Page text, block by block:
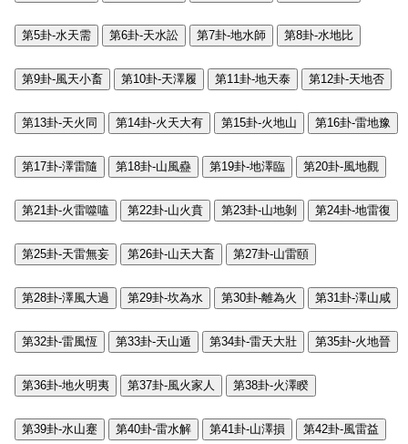
第5卦-水天需 第6卦-天水訟 第7卦-地水師 第8卦-水地比
第9卦-風天小畜 第10卦-天澤履 第11卦-地天泰 第12卦-天地否
第13卦-天火同 第14卦-火天大有 第15卦-火地山 第16卦-雷地豫
第17卦-澤雷隨 第18卦-山風蠱 第19卦-地澤臨 第20卦-風地觀
第21卦-火雷噬嗑 第22卦-山火賁 第23卦-山地剝 第24卦-地雷復
第25卦-天雷無妄 第26卦-山天大畜 第27卦-山雷頤
第28卦-澤風大過 第29卦-坎為水 第30卦-離為火 第31卦-澤山咸
第32卦-雷風恆 第33卦-天山遁 第34卦-雷天大壯 第35卦-火地晉
第36卦-地火明夷 第37卦-風火家人 第38卦-火澤睽
第39卦-水山蹇 第40卦-雷水解 第41卦-山澤損 第42卦-風雷益